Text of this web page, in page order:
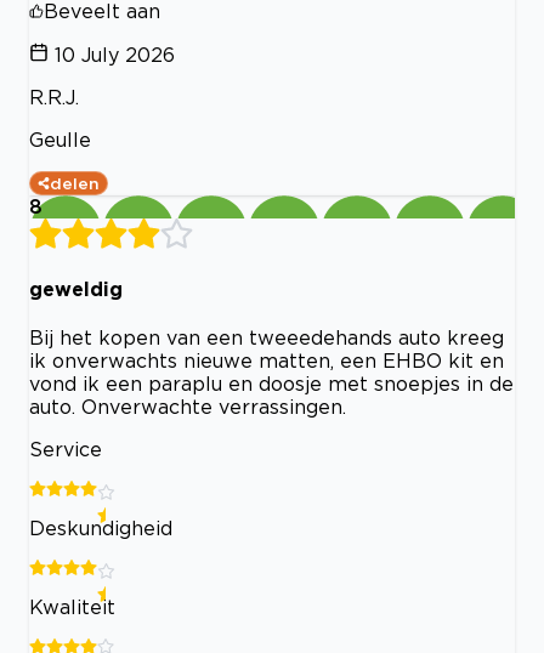
Beveelt aan
10 July 2026
R.R.J.
Geulle
delen
8
geweldig
Bij het kopen van een tweeedehands auto kreeg
ik onverwachts nieuwe matten, een EHBO kit en
vond ik een paraplu en doosje met snoepjes in de
auto. Onverwachte verrassingen.
Service
Deskundigheid
Kwaliteit